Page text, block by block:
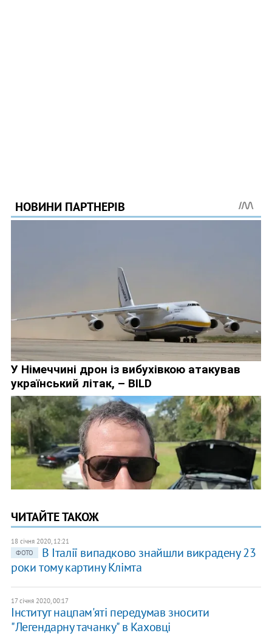
ЧИТАЙТЕ ТАКОЖ
18 січня 2020, 12:21
ФОТО
В Італії випадково знайшли викрадену 23
роки тому картину Клімта
17 січня 2020, 00:17
Інститут нацпам'яті передумав зносити
"Легендарну тачанку" в Каховці